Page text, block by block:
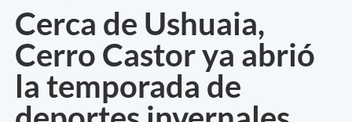
Cerca de Ushuaia,
Cerro Castor ya abrió
la temporada de